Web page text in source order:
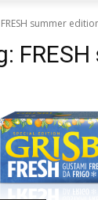
FRESH summer